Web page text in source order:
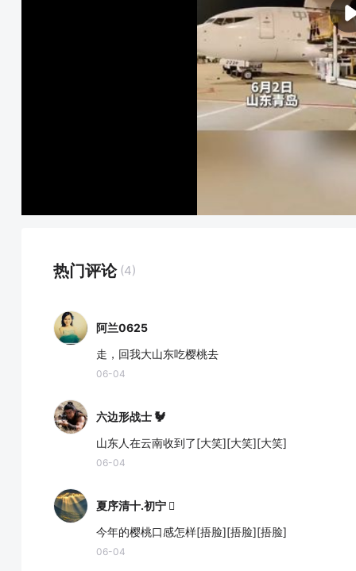
热门评论 (4)
阿兰0625
走，回我大山东吃樱桃去
06-04
六边形战士 🐓
山东人在云南收到了[大笑][大笑][大笑]
06-04
夏序清十.初宁 󰠇
今年的樱桃口感怎样[捂脸][捂脸][捂脸]
06-04